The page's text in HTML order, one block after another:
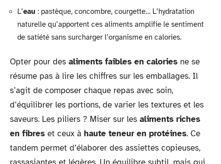
L’eau : pastèque, concombre, courgette… L’hydratation
naturelle qu’apportent ces aliments amplifie le sentiment
de satiété sans surcharger l’organisme en calories.
Opter pour des aliments faibles en calories ne se
résume pas à lire les chiffres sur les emballages. Il
s’agit de composer chaque repas avec soin,
d’équilibrer les portions, de varier les textures et les
saveurs. Les piliers ? Miser sur les aliments riches
en fibres et ceux à haute teneur en protéines. Ce
tandem permet d’élaborer des assiettes copieuses,